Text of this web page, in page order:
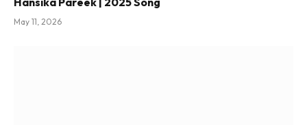
May 11, 2026